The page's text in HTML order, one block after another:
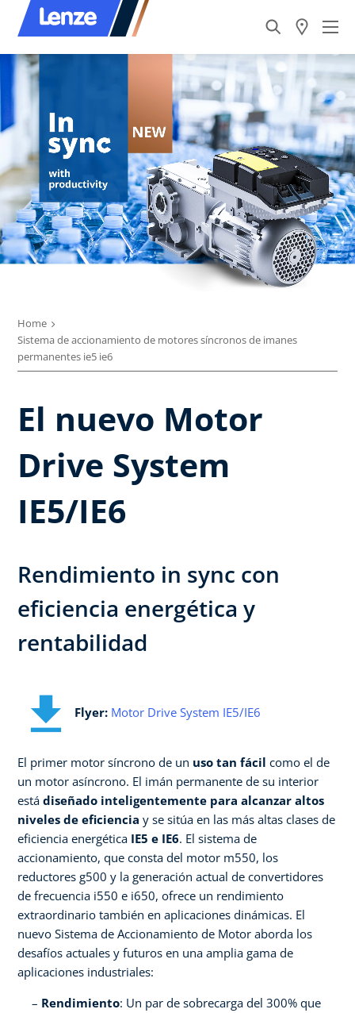
Home
Sistema de accionamiento de motores síncronos de imanes
permanentes ie5 ie6
El nuevo Motor
Drive System
IE5/IE6
Rendimiento in sync con
eficiencia energética y
rentabilidad
Flyer: Motor Drive System IE5/IE6
El primer motor síncrono de un uso tan fácil como el de
un motor asíncrono. El imán permanente de su interior
está diseñado inteligentemente para alcanzar altos
niveles de eficiencia y se sitúa en las más altas clases de
eficiencia energética IE5 e IE6. El sistema de
accionamiento, que consta del motor m550, los
reductores g500 y la generación actual de convertidores
de frecuencia i550 e i650, ofrece un rendimiento
extraordinario también en aplicaciones dinámicas. El
nuevo Sistema de Accionamiento de Motor aborda los
desafíos actuales y futuros en una amplia gama de
aplicaciones industriales:
Rendimiento: Un par de sobrecarga del 300% que